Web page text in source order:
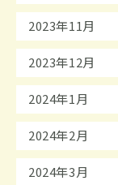
2023年11月
2023年12月
2024年1月
2024年2月
2024年3月